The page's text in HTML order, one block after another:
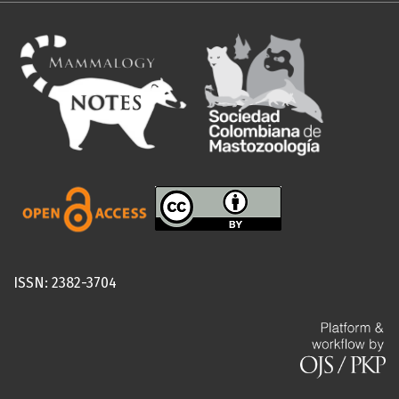
ISSN: 2382-3704